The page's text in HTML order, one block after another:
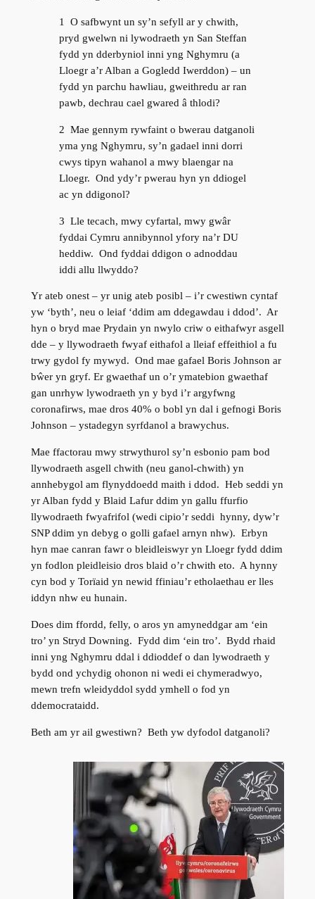
1 O safbwynt un sy’n sefyll ar y chwith,
pryd gwelwn ni lywodraeth yn San Steffan
fydd yn dderbyniol inni yng Nghymru (a
Lloegr a’r Alban a Gogledd Iwerddon) – un
fydd yn parchu hawliau, gweithredu ar ran
pawb, dechrau cael gwared â thlodi?
2 Mae gennym rywfaint o bwerau datganoli
yma yng Nghymru, sy’n gadael inni dorri
cwys tipyn wahanol a mwy blaengar na
Lloegr. Ond ydy’r pwerau hyn yn ddiogel
ac yn ddigonol?
3 Lle tecach, mwy cyfartal, mwy gwâr
fyddai Cymru annibynnol yfory na’r DU
heddiw. Ond fyddai ddigon o adnoddau
iddi allu llwyddo?
Yr ateb onest – yr unig ateb posibl – i’r cwestiwn cyntaf
yw ‘byth’, neu o leiaf ‘ddim am ddegawdau i ddod’. Ar
hyn o bryd mae Prydain yn nwylo criw o eithafwyr asgell
dde – y llywodraeth fwyaf eithafol a lleiaf effeithiol a fu
trwy gydol fy mywyd. Ond mae gafael Boris Johnson ar
bŵer yn gryf. Er gwaethaf un o’r ymatebion gwaethaf
gan unrhyw lywodraeth yn y byd i’r argyfwng
coronafirws, mae dros 40% o bobl yn dal i gefnogi Boris
Johnson – ystadegyn syrfdanol a brawychus.
Mae ffactorau mwy strwythurol sy’n esbonio pam bod
llywodraeth asgell chwith (neu ganol-chwith) yn
annhebygol am flynyddoedd maith i ddod. Heb seddi yn
yr Alban fydd y Blaid Lafur ddim yn gallu ffurfio
llywodraeth fwyafrifol (wedi cipio’r seddi hynny, dyw’r
SNP ddim yn debyg o golli gafael arnyn nhw). Erbyn
hyn mae canran fawr o bleidleiswyr yn Lloegr fydd ddim
yn fodlon pleidleisio dros blaid o’r chwith eto. A hynny
cyn bod y Torïaid yn newid ffiniau’r etholaethau er lles
iddyn nhw eu hunain.
Does dim ffordd, felly, o aros yn amyneddgar am ‘ein
tro’ yn Stryd Downing. Fydd dim ‘ein tro’. Bydd rhaid
inni yng Nghymru ddal i ddioddef o dan lywodraeth y
bydd ond ychydig ohonon ni wedi ei chymeradwyo,
mewn trefn wleidyddol sydd ymhell o fod yn
ddemocrataidd.
Beth am yr ail gwestiwn? Beth yw dyfodol datganoli?